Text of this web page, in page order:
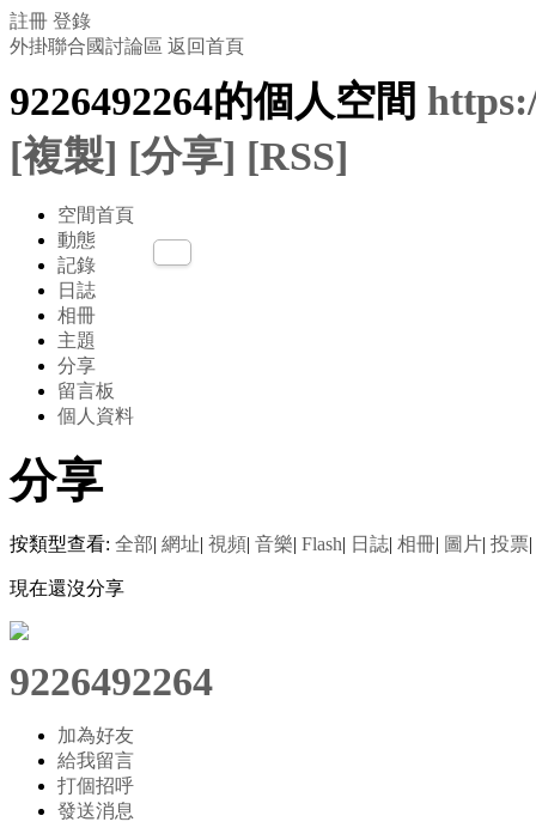
註冊 登錄
外掛聯合國討論區 返回首頁
9226492264的個人空間
[複製] [分享] [RSS]
空間首頁
動態
記錄
日誌
相冊
主題
分享
留言板
個人資料
分享
按類型查看: 全部| 網址| 視頻| 音樂| Flash| 日誌| 相冊| 圖片| 投票|
現在還沒分享
9226492264
加為好友
給我留言
打個招呼
發送消息